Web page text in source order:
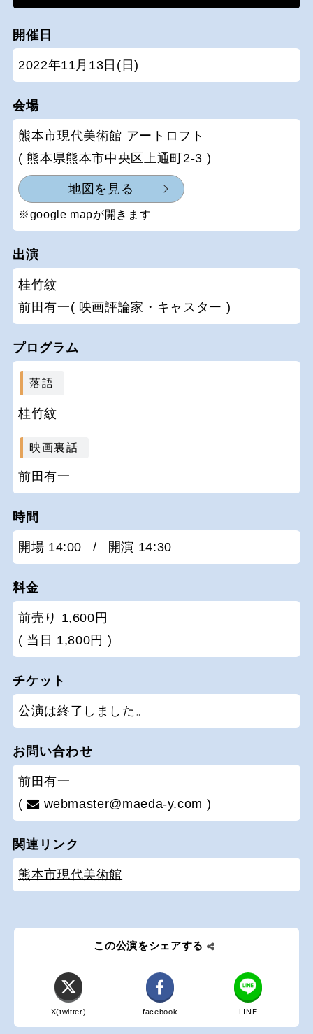
開催日
2022年11月13日(日)
会場
熊本市現代美術館 アートロフト
( 熊本県熊本市中央区上通町2-3 )
地図を見る
※google mapが開きます
出演
桂竹紋
前田有一( 映画評論家・キャスター )
プログラム
落語
桂竹紋
映画裏話
前田有一
時間
開場 14:00 / 開演 14:30
料金
前売り 1,600円
( 当日 1,800円 )
チケット
公演は終了しました。
お問い合わせ
前田有一
(
webmaster@maeda-y.com )
関連リンク
熊本市現代美術館
この公演をシェアする
X(twitter) facebook LINE